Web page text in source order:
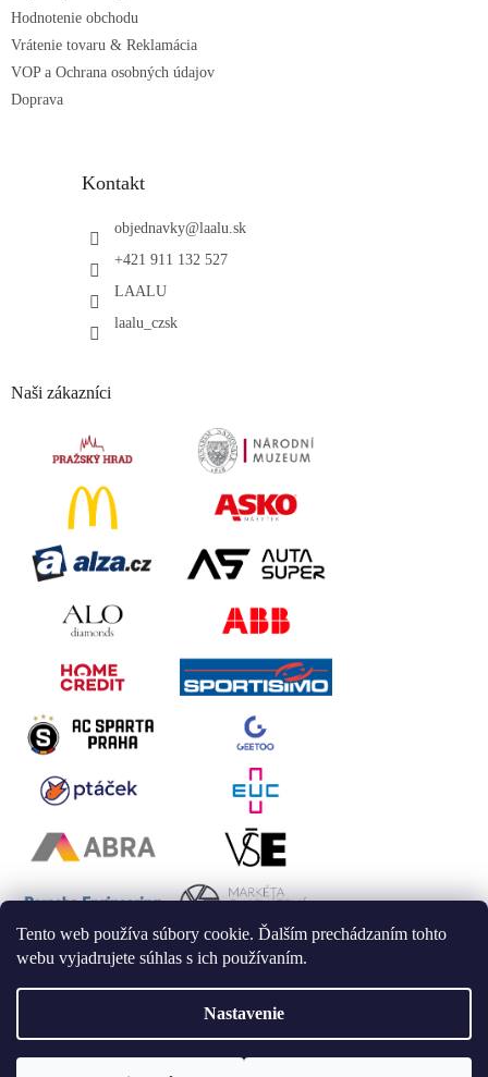
Tento web používa súbory cookie. Ďalším prechádzaním tohto
webu vyjadrujete súhlas s ich používaním.
Nastavenie
Hodnotenie obchodu
Vrátenie tovaru & Reklamácia
VOP a Ochrana osobných údajov
Doprava
Kontakt
objednavky@laalu.sk
+421 911 132 527
LAALU
laalu_czsk
Naši zákazníci
Vytvoril Shoptet